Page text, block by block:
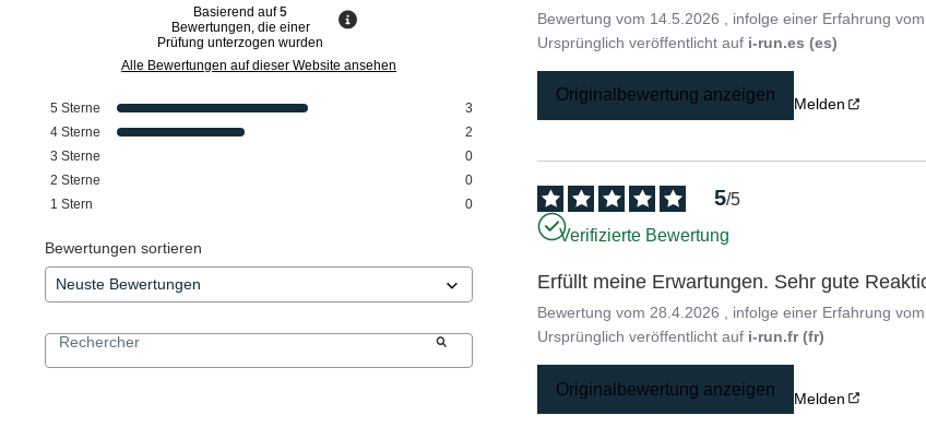
Basierend auf5
Bewertungen, die einer
Prüfung unterzogen wurden
Alle Bewertungen auf dieser Website ansehen
5 Sterne
3
4 Sterne
2
3 Sterne
0
2 Sterne
0
1 Stern 0
Bewertungen sortieren
Bewertung vom 14.5.2026 , infolge einer Erfahrung
Ursprünglich veröffentlicht auf i-run.es (es)
Originalbewertung anzeigen Melden
5/5
Verifizierte Bewertung
Erfüllt meine Erwartungen. Sehr gute
Bewertung vom 28.4.2026 , infolge einer Erfahrung vom
Ursprünglich veröffentlicht auf i-run.fr (fr)
Originalbewertung anzeigen Melden